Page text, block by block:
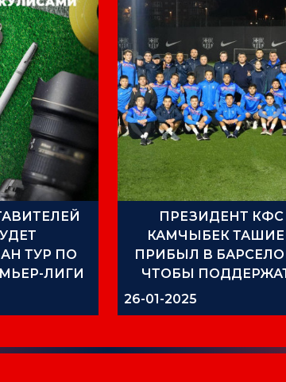
ТУР ПО
ЛИГИ
ПРЕЗИДЕНТ КФС
КАМЧЫБЕК
ПРИБЫЛ В
ЧТОБЫ
МОЛОДЕЖНУЮ
26-01-2025